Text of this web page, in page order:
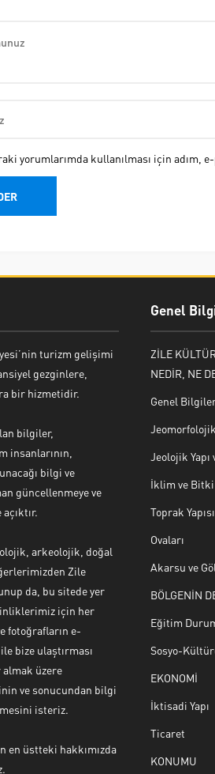
yorumlarımda kullanılması için adım,
turizm gelişimi
gezginlere,
bir hizmetidir.
bilgiler,
insanlarının,
bilgi ve
güncellenmeye ve
arkeolojik, doğal
Zile
da, bu sitede yer
için her
fotoğrafların e-
ile bize ulaştırması
üzere
ve sonucundan bilgi
isteriz.
en üstteki hakkımızda
Genel
ZİLE
NEDİR, NE
Genel
Jeolojik
İklim ve
Toprak Yapısı
Ovaları
Akarsu ve
BÖLGENİN
Eğitim
Sosyo-
EKONOMİ
İktisadi Yapı
Ticaret
KONUMU